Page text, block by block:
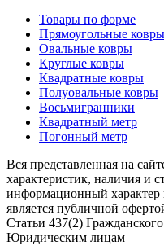
Паласы
Как
выбрать
ковер
Доставка
и
оплата
Наши
работы
+7
812
647-
90-
72
Товары по форме
Прямоугольные ковры
Овальные ковры
Круглые ковры
Квадратные ковры
Полуовальные ковры
Восьмигранники
Квадратный метр
Погонный метр
Вся представленная на
характеристик, наличия и
информационный характер
является публичной
Статьи 437(2)
Юридическим лицам